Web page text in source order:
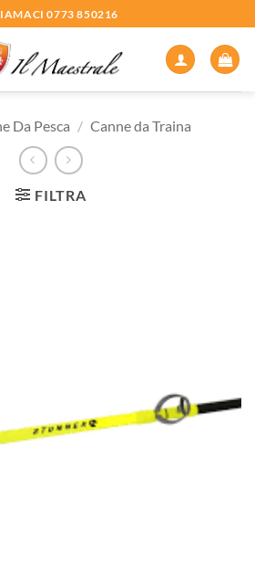
0773 850216
Da Pesca / Canne da Traina
FILTRA